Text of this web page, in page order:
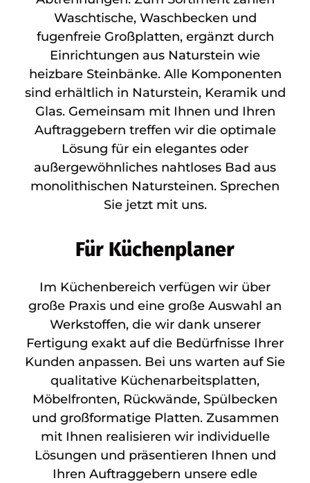
Waschtische, Waschbecken und
fugenfreie Großplatten, ergänzt durch
Einrichtungen aus Naturstein wie
heizbare Steinbänke. Alle Komponenten
sind erhältlich in Naturstein, Keramik und
Glas. Gemeinsam mit Ihnen und Ihren
Auftraggebern treffen wir die optimale
Lösung für ein elegantes oder
außergewöhnliches nahtloses Bad aus
monolithischen Natursteinen. Sprechen
Sie jetzt mit uns.
Für Küchenplaner
Im Küchenbereich verfügen wir über
große Praxis und eine große Auswahl an
Werkstoffen, die wir dank unserer
Fertigung exakt auf die Bedürfnisse Ihrer
Kunden anpassen. Bei uns warten auf Sie
qualitative Küchenarbeitsplatten,
Möbelfronten, Rückwände, Spülbecken
und großformatige Platten. Zusammen
mit Ihnen realisieren wir individuelle
Lösungen und präsentieren Ihnen und
Ihren Auftraggebern unsere edle